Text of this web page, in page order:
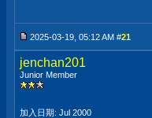
2025-03-19, 05:12 AM #21
jenchan201
Junior Member
加入日期: Jul 2000